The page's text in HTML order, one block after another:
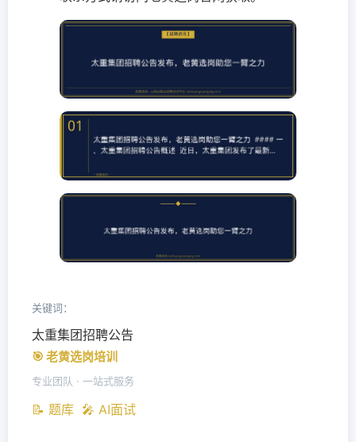
关键词：
太重集团招聘公告
🎯 老黄选岗培训
专业团队 · 一站式服务
📝 题库 🎤 AI面试